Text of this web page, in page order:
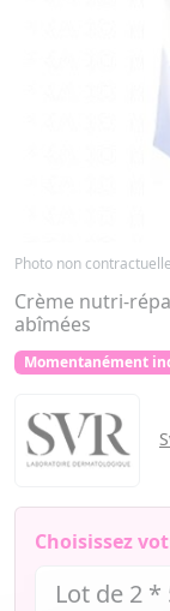
Photo non
Crème nutri-
abîmées
Momentanément
Choisissez